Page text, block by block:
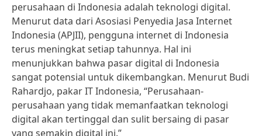
perusahaan di Indonesia adalah teknologi digital.
Menurut data dari Asosiasi Penyedia Jasa Internet
Indonesia (APJII), pengguna internet di Indonesia
terus meningkat setiap tahunnya. Hal ini
menunjukkan bahwa pasar digital di Indonesia
sangat potensial untuk dikembangkan. Menurut Budi
Rahardjo, pakar IT Indonesia, “Perusahaan-
perusahaan yang tidak memanfaatkan teknologi
digital akan tertinggal dan sulit bersaing di pasar
yang semakin digital ini.”